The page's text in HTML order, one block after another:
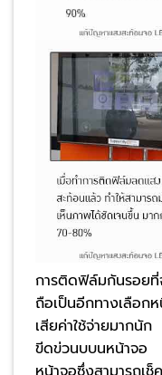
การติดฟิล์มกันรอย
ถือเป็นอีกทางเลือก
เสียค่าใช้จ่ายมากนั
ขีดข่วนบบนหน้าจอ